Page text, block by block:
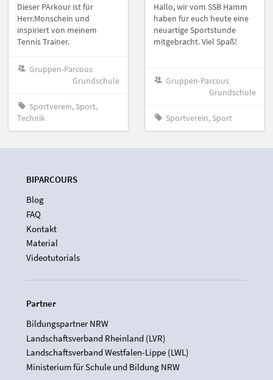
Dieser PArkour ist für
Herr.Monschein und
inspiriert von meinem
Tennis Trainer.
Gruppen-Parcous
Grundschule
Sportverein, Sport,
Technik
Hallo, wir vom SSB Hamm
haben für euch heute eine
neuartige Sportstunde
mitgebracht. Viel Spaß!
Gruppen-Parcous
Grundschule
Sportverein, Sport
BIPARCOURS
Blog
FAQ
Kontakt
Material
Videotutorials
Partner
Bildungspartner NRW
Landschaftsverband Rheinland (LVR)
Landschaftsverband Westfalen-Lippe (LWL)
Ministerium für Schule und Bildung NRW